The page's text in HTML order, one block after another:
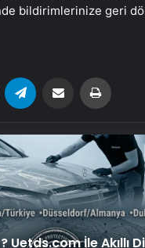
bildirimlerinize geri
WhatsApp Email'den paylaş